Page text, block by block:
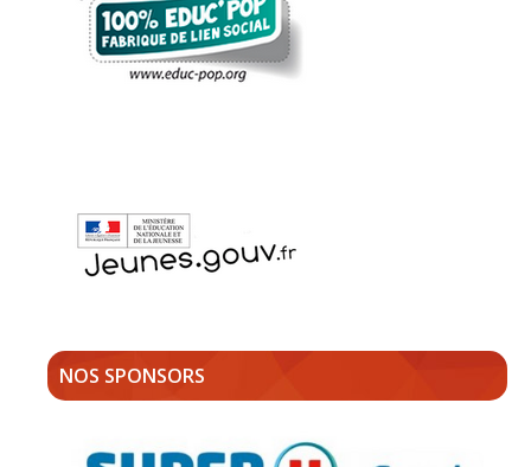
NOS SPONSORS